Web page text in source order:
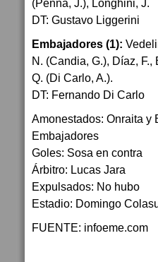
(Penna, J.), Longhini, J.
DT: Gustavo Liggerini
Embajadores (1):
N. (Candia, G.), Díaz,
Q. (Di Carlo, A.).
DT: Fernando Di Carlo
Amonestados: Onraita y
Embajadores
Goles: Sosa en contra
Árbitro: Lucas Jara
Expulsados: No hubo
Estadio: Domingo
FUENTE: infoeme.com